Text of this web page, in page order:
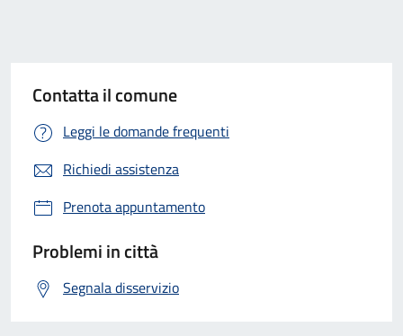
Contatta il comune
Leggi le domande frequenti
Richiedi assistenza
Prenota appuntamento
Problemi in città
Segnala disservizio